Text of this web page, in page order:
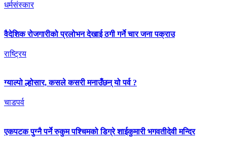
धर्मसंस्कार
वैदेशिक रोजगारीको प्रलोभन देखाई ठगी गर्ने चार जना पक्राउ
राष्ट्रिय
ग्याल्पो ल्होसार, कसले कसरी मनाउँछन् यो पर्व ?
चाडपर्व
एकपटक पुग्‍नै पर्ने रुकुम पश्चिमको डिग्रे शाईकुमारी भगवतीदेवी मन्दिर